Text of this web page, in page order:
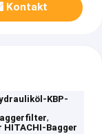
Kontakt
KBP-
,
Bagger